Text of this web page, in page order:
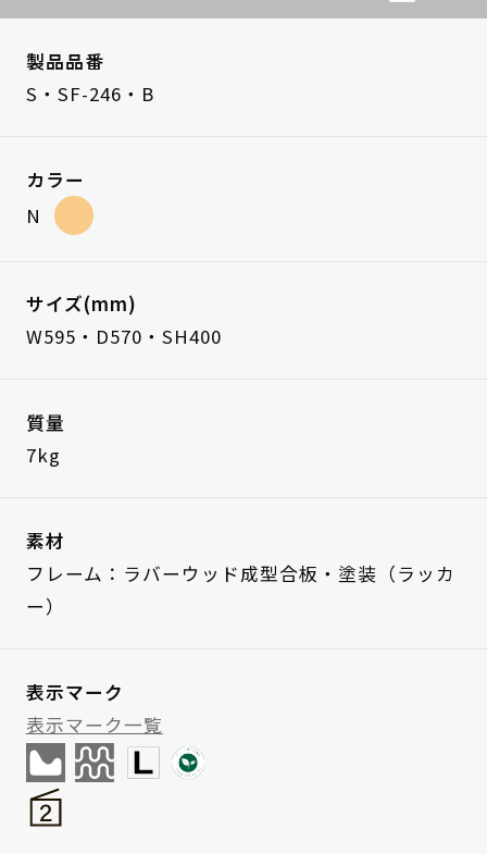
製品品番
S・SF-246・B
カラー
N
サイズ(mm)
W595・D570・SH400
質量
7kg
素材
フレーム：ラバーウッド成型合板・塗装（ラッカ
ー）
表示マーク
表示マーク一覧